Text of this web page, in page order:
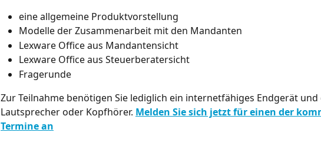
eine allgemeine Produktvorstellung
Modelle der Zusammenarbeit mit den Mandanten
Lexware Office aus Mandantensicht
Lexware Office aus Steuerberatersicht
Fragerunde
Zur Teilnahme benötigen Sie lediglich ein internetfähiges Endgerät und
Lautsprecher oder Kopfhörer. Melden Sie sich jetzt für einen der
Termine an